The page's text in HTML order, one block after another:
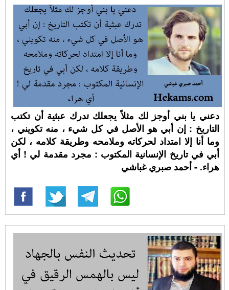
دعني يا بني أوجز لك مثلاً يجعلك تدرك عبثية أن تكتب
التاريخ : إن أبي هو الأصل في كل شيء ، منه تكويني ،
وما أنا إلا امتداد لحركاته وملامحه وطريقة كلامه ، لكن
أبي في تاريخ الإنسانية المكتوب : مجرد مقدمة لي ! أي
هراء. - أحمد صبري غباشي